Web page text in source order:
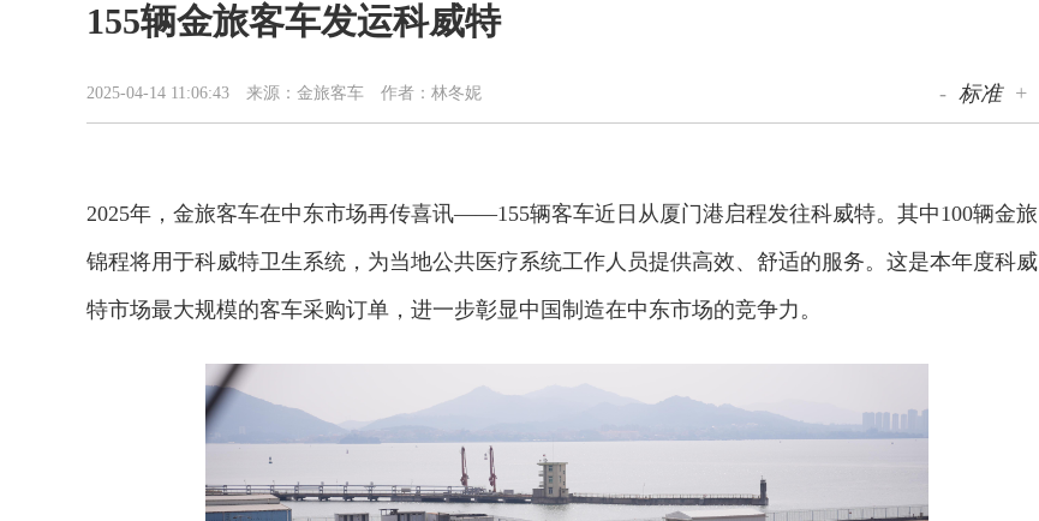
155辆金旅客车发运科威特
2025-04-14 11:06:43 来源：金旅客车 作者：林冬妮 - 标准 +
2025年，金旅客车在中东市场再传喜讯——155辆客车近日从厦门港启程发往科威特。其中100辆金旅
锦程将用于科威特卫生系统，为当地公共医疗系统工作人员提供高效、舒适的服务。这是本年度科威
特市场最大规模的客车采购订单，进一步彰显中国制造在中东市场的竞争力。